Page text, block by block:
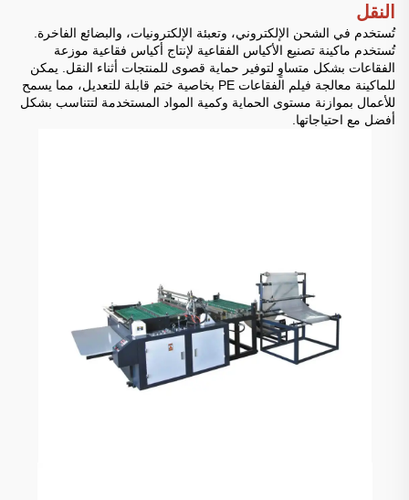
النقل
تُستخدم في الشحن الإلكتروني، وتعبئة الإلكترونيات، والبضائع الفاخرة.
تُستخدم ماكينة تصنيع الأكياس الفقاعية لإنتاج أكياس فقاعية موزعة
الفقاعات بشكل متساوٍ لتوفير حماية قصوى للمنتجات أثناء النقل. يمكن
للماكينة معالجة فيلم الفقاعات PE بخاصية ختم قابلة للتعديل، مما يسمح
للأعمال بموازنة مستوى الحماية وكمية المواد المستخدمة لتتناسب بشكل
أفضل مع احتياجاتها.